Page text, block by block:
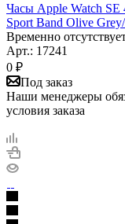
Часы Apple Watch SE
Sport Band Olive
Временно
Арт.: 17241
0 ₽
Под заказ
Наши менеджеры
условия заказа